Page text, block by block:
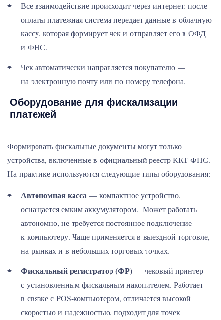
Все взаимодействие происходит через интернет: после
оплаты платежная система передает данные в облачную
кассу, которая формирует чек и отправляет его в ОФД
и ФНС.
Чек автоматически направляется покупателю —
на электронную почту или по номеру телефона.
Оборудование для фискализации
платежей
Формировать фискальные документы могут только
устройства, включенные в официальный реестр ККТ ФНС.
На практике используются следующие типы оборудования:
Автономная касса — компактное устройство,
оснащается емким аккумулятором. Может работать
автономно, не требуется постоянное подключение
к компьютеру. Чаще применяется в выездной торговле,
на рынках и в небольших торговых точках.
Фискальный регистратор (ФР) — чековый принтер
с установленным фискальным накопителем. Работает
в связке с POS-компьютером, отличается высокой
скоростью и надежностью, подходит для точек